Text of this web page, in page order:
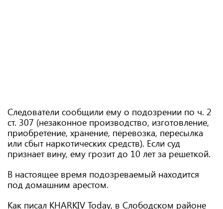
Следователи сообщили ему о подозрении по ч. 2
ст. 307 (незаконное производство, изготовление,
приобретение, хранение, перевозка, пересылка
или сбыт наркотических средств). Если суд
признает вину, ему грозит до 10 лет за решеткой.
В настоящее время подозреваемый находится
под домашним арестом.
Как писал KHARKIV Today, в Слободском районе